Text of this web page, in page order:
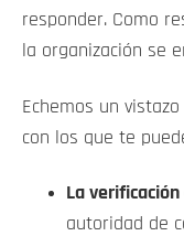
responder. Como
la organización se
Echemos un
con los que te
La
autoridad de